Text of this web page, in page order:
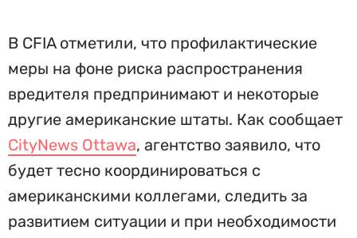
В CFIA отметили, что профилактические
меры на фоне риска распространения
вредителя предпринимают и некоторые
другие американские штаты. Как сообщает
CityNews Ottawa, агентство заявило, что
будет тесно координироваться с
американскими коллегами, следить за
развитием ситуации и при необходимости